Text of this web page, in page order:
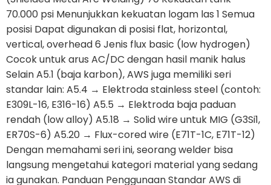
70.000 psi Menunjukkan kekuatan logam las 1 Semua
posisi Dapat digunakan di posisi flat, horizontal,
vertical, overhead 6 Jenis flux basic (low hydrogen)
Cocok untuk arus AC/DC dengan hasil manik halus
Selain A5.1 (baja karbon), AWS juga memiliki seri
standar lain: A5.4 → Elektroda stainless steel (contoh:
E309L-16, E316-16) A5.5 → Elektroda baja paduan
rendah (low alloy) A5.18 → Solid wire untuk MIG (G3Si1,
ER70S-6) A5.20 → Flux-cored wire (E71T-1C, E71T-12)
Dengan memahami seri ini, seorang welder bisa
langsung mengetahui kategori material yang sedang
ia gunakan. Panduan Penggunaan Standar AWS di